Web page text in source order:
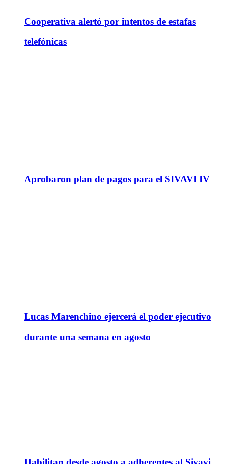
Cooperativa alertó por intentos de estafas
telefónicas
Aprobaron plan de pagos para el SIVAVI IV
Lucas Marenchino ejercerá el poder ejecutivo
durante una semana en agosto